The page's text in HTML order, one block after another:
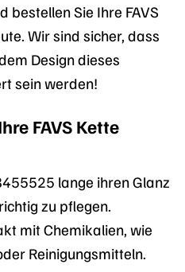
bestellen Sie Ihre FAVS
Wir sind sicher, dass
Design dieses
sein werden!
FAVS Kette
lange ihren Glanz
zu pflegen.
mit Chemikalien, wie
Reinigungsmitteln.